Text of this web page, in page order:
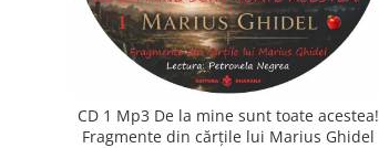
CD 1 Mp3 De la mine sunt toate acestea!
Fragmente din cărțile lui Marius Ghidel